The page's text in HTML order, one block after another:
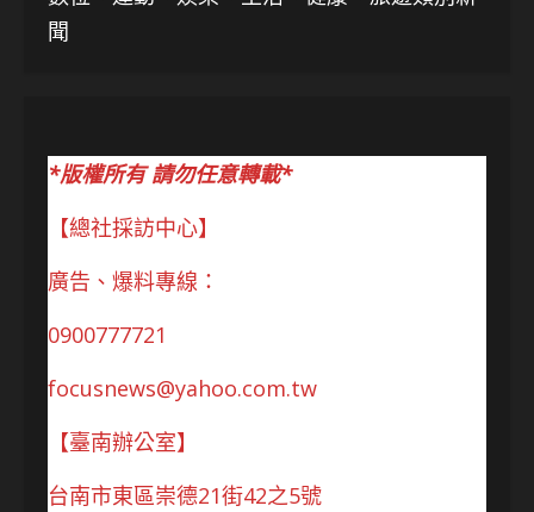
聞
*版權所有 請勿任意轉載*
【總社採訪中心】
廣告、爆料專線：
0900777721
focusnews@yahoo.com.tw
【臺南辦公室】
台南市東區崇德21街42之5號